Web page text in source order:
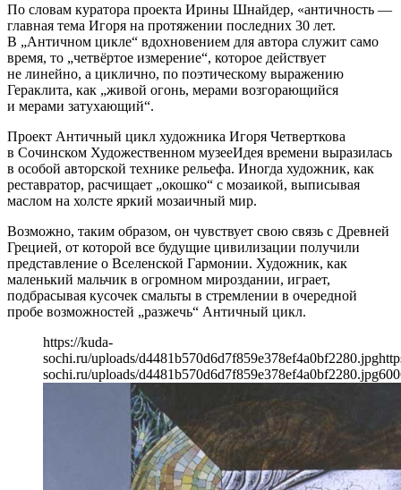
По словам куратора проекта Ирины Шнайдер, «античность —
главная тема Игоря на протяжении последних 30 лет.
В „Античном цикле“ вдохновением для автора служит само
время, то „четвёртое измерение“, которое действует
не линейно, а циклично, по поэтическому выражению
Гераклита, как „живой огонь, мерами возгорающийся
и мерами затухающий“.
Проект Античный цикл художника Игоря Четверткова
в Сочинском Художественном музееИдея времени выразилась
в особой авторской технике рельефа. Иногда художник, как
реставратор, расчищает „окошко“ с мозаикой, выписывая
маслом на холсте яркий мозаичный мир.
Возможно, таким образом, он чувствует свою связь с Древней
Грецией, от которой все будущие цивилизации получили
представление о Вселенской Гармонии. Художник, как
маленький мальчик в огромном мироздании, играет,
подбрасывая кусочек смальты в стремлении в очередной
пробе возможностей „разжечь“ Античный цикл.
https://kuda-
sochi.ru/uploads/d4481b570d6d7f859e378ef4a0bf2280.jpg
sochi.ru/uploads/d4481b570d6d7f859e378ef4a0bf2280.jpg600